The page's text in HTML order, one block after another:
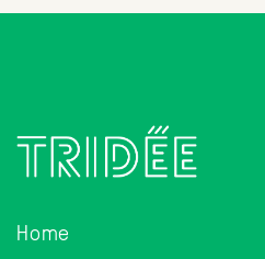
Home